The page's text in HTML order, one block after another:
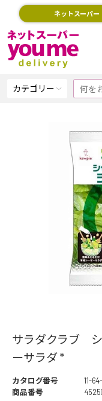
ネットスーパー
カテゴリー
サラダクラブ シ
ーサラダ *
カタログ番号
11-
商品番号